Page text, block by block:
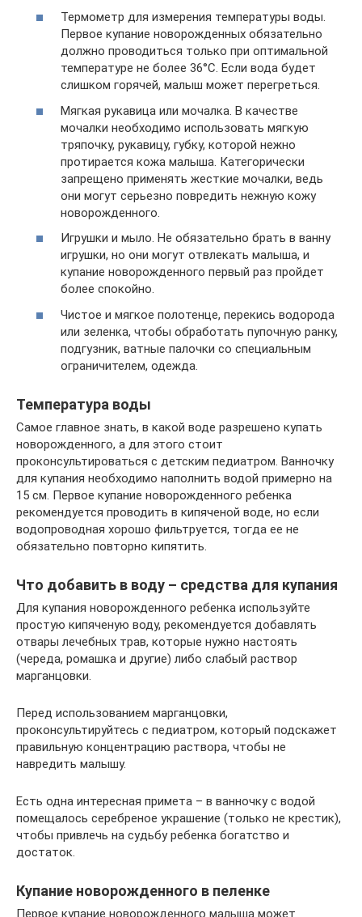
Термометр для измерения температуры воды.
Первое купание новорожденных обязательно
должно проводиться только при оптимальной
температуре не более 36°С. Если вода будет
слишком горячей, малыш может перегреться.
Мягкая рукавица или мочалка. В качестве
мочалки необходимо использовать мягкую
тряпочку, рукавицу, губку, которой нежно
протирается кожа малыша. Категорически
запрещено применять жесткие мочалки, ведь
они могут серьезно повредить нежную кожу
новорожденного.
Игрушки и мыло. Не обязательно брать в ванну
игрушки, но они могут отвлекать малыша, и
купание новорожденного первый раз пройдет
более спокойно.
Чистое и мягкое полотенце, перекись водорода
или зеленка, чтобы обработать пупочную ранку,
подгузник, ватные палочки со специальным
ограничителем, одежда.
Температура воды
Самое главное знать, в какой воде разрешено купать
новорожденного, а для этого стоит
проконсультироваться с детским педиатром. Ванночку
для купания необходимо наполнить водой примерно на
15 см. Первое купание новорожденного ребенка
рекомендуется проводить в кипяченой воде, но если
водопроводная хорошо фильтруется, тогда ее не
обязательно повторно кипятить.
Что добавить в воду – средства для купания
Для купания новорожденного ребенка используйте
простую кипяченую воду, рекомендуется добавлять
отвары лечебных трав, которые нужно настоять
(череда, ромашка и другие) либо слабый раствор
марганцовки.
Перед использованием марганцовки,
проконсультируйтесь с педиатром, который подскажет
правильную концентрацию раствора, чтобы не
навредить малышу.
Есть одна интересная примета – в ванночку с водой
помещалось серебреное украшение (только не крестик),
чтобы привлечь на судьбу ребенка богатство и
достаток.
Купание новорожденного в пеленке
Первое купание новорожденного малыша может